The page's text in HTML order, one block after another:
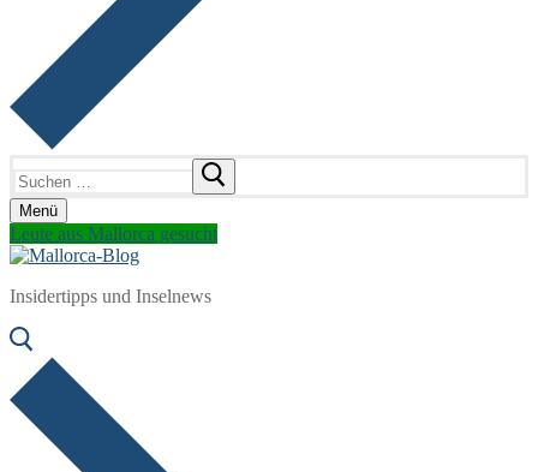
nach:
Menü
Leute aus Mallorca gesucht
Insidertipps und Inselnews